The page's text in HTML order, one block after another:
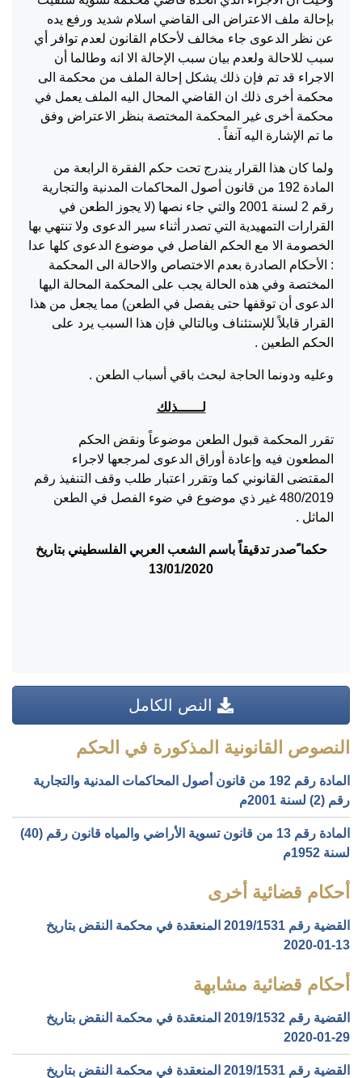
بإحالة ملف الاعتراض الى القاضي اسلام شديد ورفع يده
عن نظر الدعوى جاء مخالف لأحكام القانون لعدم توافر أي
سبب للاحالة ولعدم بيان سبب الإحالة الا انه وطالما أن
الاجراء قد تم فإن ذلك يشكل إحالة الملف من محكمة الى
محكمة أخرى ذلك ان القاضي المحال اليه الملف يعمل في
محكمة أخرى غير المحكمة المختصة بنظر الاعتراض وفق
ما تم الإشارة اليه آنفاً .
ولما كان هذا القرار يندرج تحت حكم الفقرة الرابعة من
المادة 192 من قانون أصول المحاكمات المدنية والتجارية
رقم 2 لسنة 2001 والتي جاء نصها (لا يجوز الطعن في
القرارات التمهيدية التي تصدر أثناء سير الدعوى ولا تنتهي بها
الخصومة الا مع الحكم الفاصل في موضوع الدعوى كلها عدا
: الأحكام الصادرة بعدم الاختصاص والاحالة الى المحكمة
المختصة وفي هذه الحالة يجب على المحكمة المحالة اليها
الدعوى أن توقفها حتى يفصل في الطعن) مما يجعل من هذا
القرار قابلاً للإستئناف وبالتالي فإن هذا السبب يرد على
الحكم الطعين .
وعليه ودونما الحاجة لبحث باقي أسباب الطعن .
لــــــذلك
تقرر المحكمة قبول الطعن موضوعاً ونقض الحكم
المطعون فيه وإعادة أوراق الدعوى لمرجعها لاجراء
المقتضى القانوني كما وتقرر اعتبار طلب وقف التنفيذ رقم
480/2019 غير ذي موضوع في ضوء الفصل في الطعن
الماثل .
حكما ًصدر تدقيقاً باسم الشعب العربي الفلسطيني بتاريخ
13/01/2020
النص الكامل
النصوص القانونية المذكورة في الحكم
المادة رقم 192 من قانون أصول المحاكمات المدنية والتجارية
رقم (2) لسنة 2001م
المادة رقم 13 من قانون تسوية الأراضي والمياه قانون رقم (40)
لسنة 1952م
أحكام قضائية أخرى
القضية رقم ‎1531‏/‎2019‏ المنعقدة في محكمة النقض بتاريخ
‎2020-01-13‏
أحكام قضائية مشابهة
القضية رقم ‎1532‏/‎2019‏ المنعقدة في محكمة النقض بتاريخ
‎2020-01-29‏
القضية رقم ‎1531‏/‎2019‏ المنعقدة في محكمة النقض بتاريخ